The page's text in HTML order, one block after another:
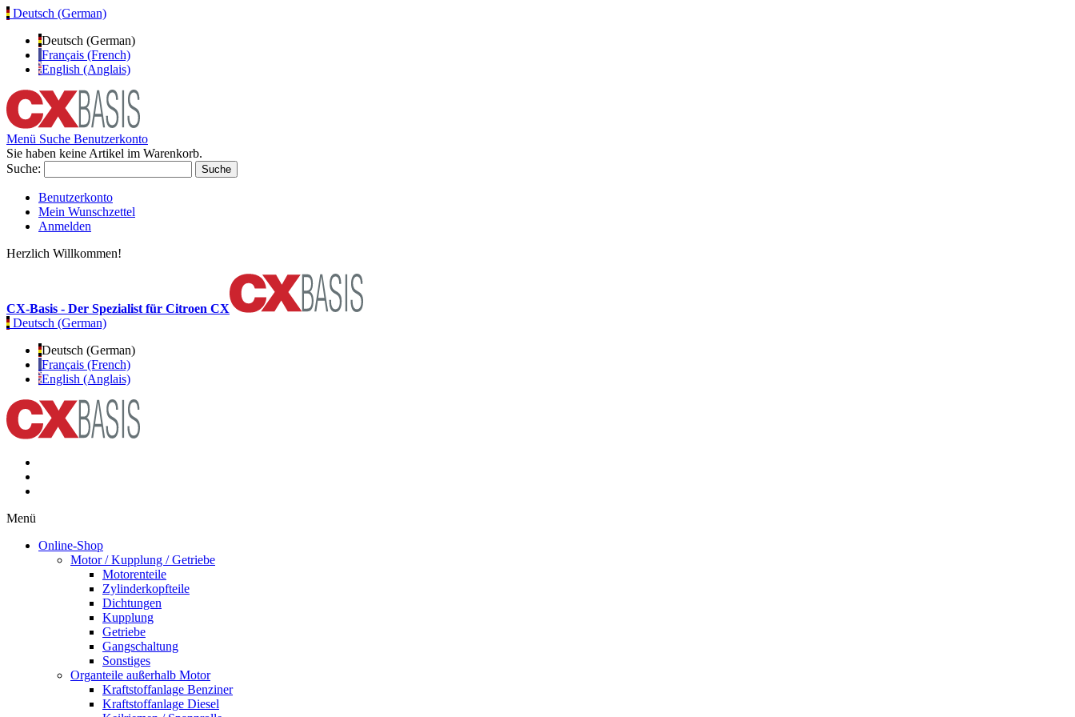
Deutsch (German)
Deutsch (German)
Français (French)
English (Anglais)
Menü Suche Benutzerkonto
Sie haben keine Artikel im Warenkorb.
Suche:
Suche
Benutzerkonto
Mein Wunschzettel
Anmelden
Herzlich Willkommen!
CX-Basis - Der Spezialist für Citroen CX
Deutsch (German)
Deutsch (German)
Français (French)
English (Anglais)
Menü
Online-Shop
Motor / Kupplung / Getriebe
Motorenteile
Zylinderkopfteile
Dichtungen
Kupplung
Getriebe
Gangschaltung
Sonstiges
Organteile außerhalb Motor
Kraftstoffanlage Benziner
Kraftstoffanlage Diesel